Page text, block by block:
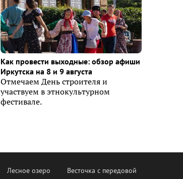
Как провести выходные: обзор афиши
Иркутска на 8 и 9 августа
Отмечаем День строителя и
участвуем в этнокультурном
фестивале.
Лесное озеро Весточка с передовой